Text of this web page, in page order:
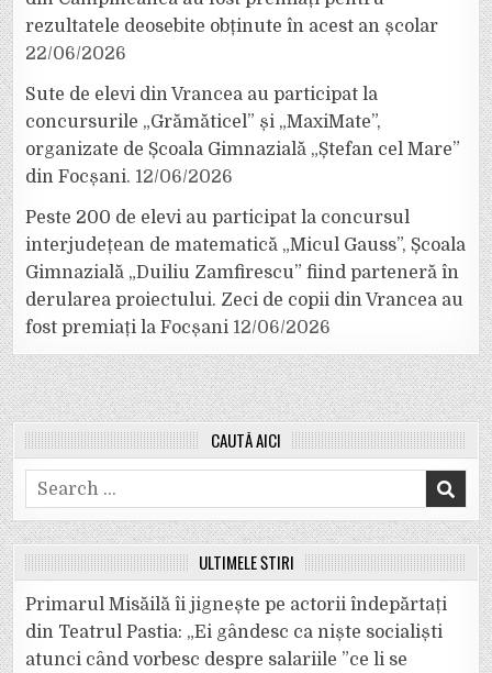
rezultatele deosebite obținute în acest an școlar
22/06/2026
Sute de elevi din Vrancea au participat la
concursurile „Grămăticel” și „MaxiMate”,
organizate de Școala Gimnazială „Ștefan cel Mare”
din Focșani. 12/06/2026
Peste 200 de elevi au participat la concursul
interjudețean de matematică „Micul Gauss”, Școala
Gimnazială „Duiliu Zamfirescu” fiind parteneră în
derularea proiectului. Zeci de copii din Vrancea au
fost premiați la Focșani 12/06/2026
CAUTĂ AICI
Search
for:
ULTIMELE ȘTIRI
Primarul Misăilă îi jignește pe actorii îndepărtați
din Teatrul Pastia: „Ei gândesc ca niște socialiști
atunci când vorbesc despre salariile ”ce li se